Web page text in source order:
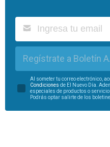
Regístrate a Boletín
Al someter tu correo electrónico,
Condiciones de El Nuevo Día.
especiales de productos o
Podrás optar salirte de los